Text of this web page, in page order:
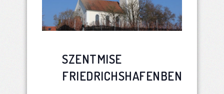
SZENTMISE
FRIEDRICHSHAFENBEN